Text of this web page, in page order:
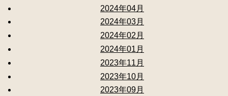
2024年04月
2024年03月
2024年02月
2024年01月
2023年11月
2023年10月
2023年09月